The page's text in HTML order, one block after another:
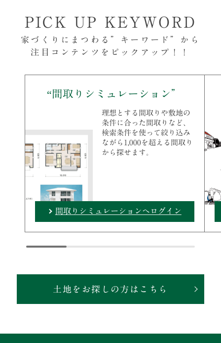
PICK UP KEYWORD
家づくりにまつわる”キーワード”から
注目コンテンツをピックアップ！！
間取りシミュレーション
理想とする間取りや敷地の
条件に合った間取りなど、
検索条件を使って絞り込み
ながら1,000を超える間取り
から探せます。
間取りシミュレーションへログイン
土地をお探しの方はこちら